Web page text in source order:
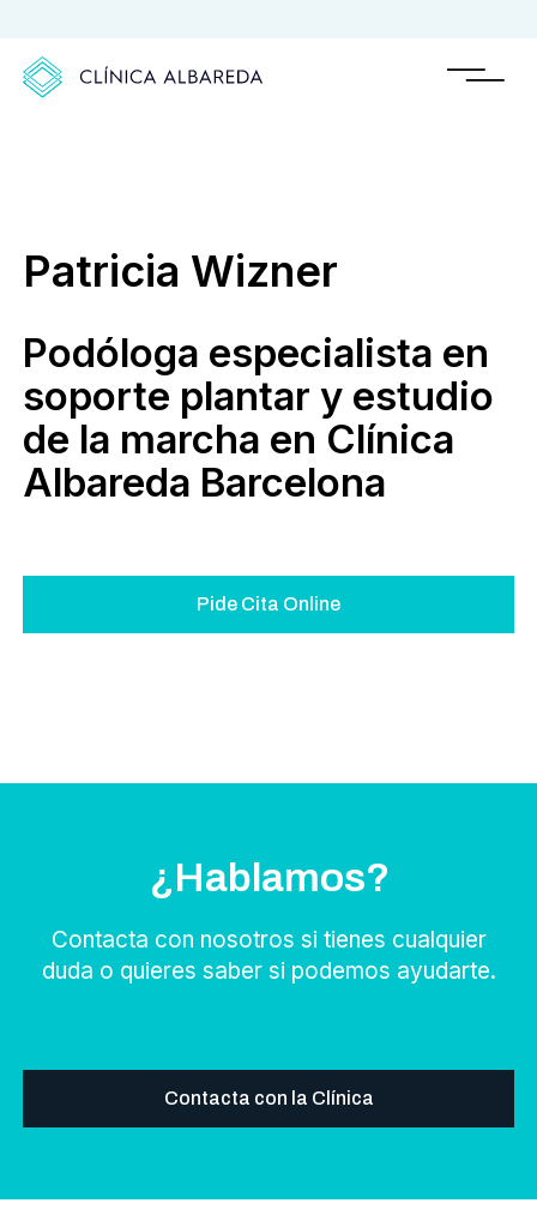
Patricia Wizner
Podóloga especialista en
soporte plantar y estudio
de la marcha en Clínica
Albareda Barcelona
Pide Cita Online
¿Hablamos?
Contacta con nosotros si tienes cualquier
duda o quieres saber si podemos ayudarte.
Contacta con la Clínica